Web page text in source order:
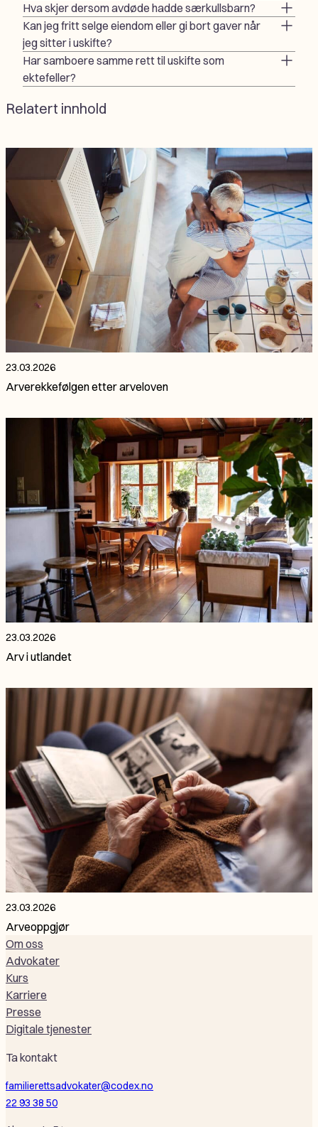
Hva skjer dersom avdøde hadde særkullsbarn?
Kan jeg fritt selge eiendom eller gi bort gaver når
jeg sitter i uskifte?
Har samboere samme rett til uskifte som
ektefeller?
Relatert innhold
23.03.2026
Arverekkefølgen etter arveloven
23.03.2026
Arv i utlandet
23.03.2026
Arveoppgjør
Ta kontakt
familierettsadvokater@codex.no
22 93 38 50
Om oss
Advokater
Kurs
Karriere
Presse
Digitale tjenester